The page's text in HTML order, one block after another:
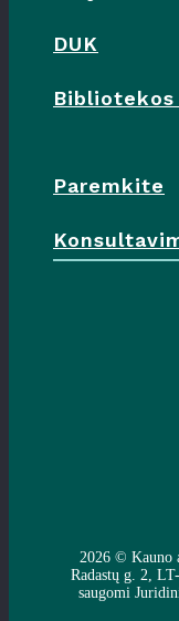
DUK
Paremkite
2026 © Kauno
Radastų g. 2,
saugomi